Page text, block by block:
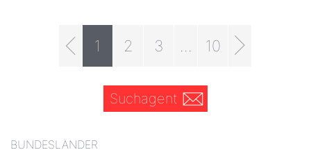
1 2 3 10
Suchagent
BUNDESLÄNDER